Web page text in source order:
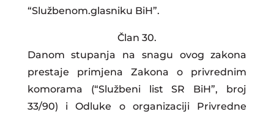
“Službenom.glasniku BiH”.
Član 30.
Danom stupanja na snagu ovog zakona
prestaje primjena Zakona o privrednim
komorama (“Službeni list SR BiH”, broj
33/90) i Odluke o organizaciji Privredne